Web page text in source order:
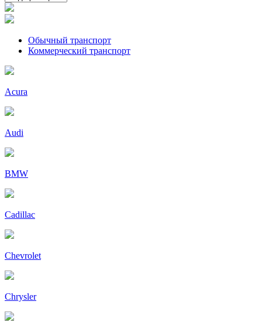
Обычный транспорт
Коммерческий транспорт
Acura
Audi
BMW
Cadillac
Chevrolet
Chrysler